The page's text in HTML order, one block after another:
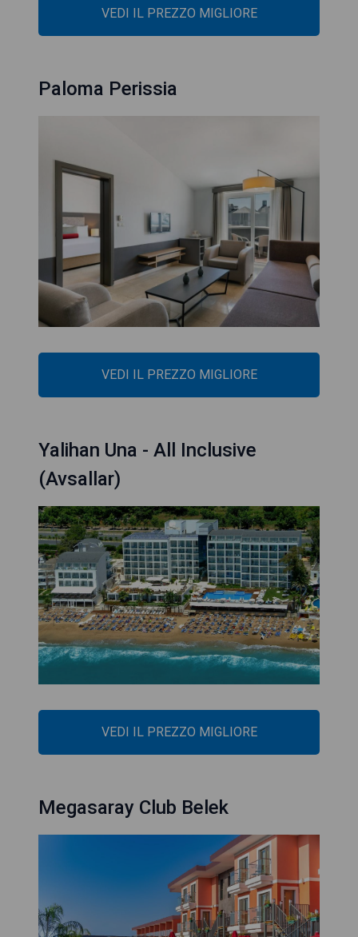
VEDI IL PREZZO MIGLIORE
Paloma Perissia
VEDI IL PREZZO MIGLIORE
Yalihan Una - All Inclusive
(Avsallar)
VEDI IL PREZZO MIGLIORE
Megasaray Club Belek